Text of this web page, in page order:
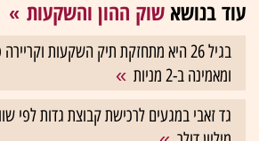
עוד בנושא שוק ההון והשקעות
בגיל 26 היא מתחזקת תיק השקעות
ומאמינה ב-2 מניות